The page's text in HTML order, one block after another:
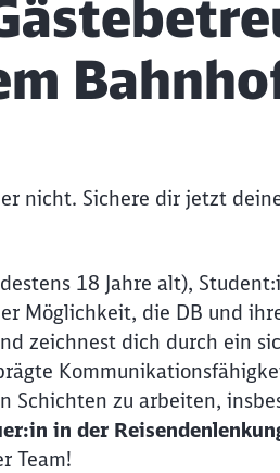
nicht. Sichere dir jetzt
18 Jahre alt),
Möglichkeit, die DB und
zeichnest dich durch ein
Schichten zu arbeiten,
in der
Team!